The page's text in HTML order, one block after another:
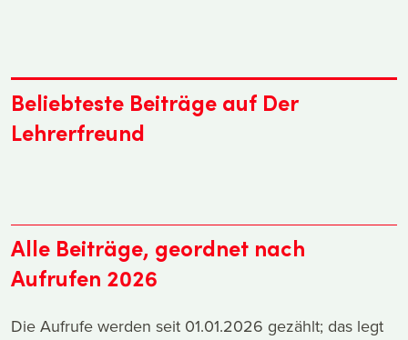
Beliebteste Beiträge auf Der
Lehrerfreund
Alle Beiträge, geordnet nach
Aufrufen 2026
Die Aufrufe werden seit 01.01.2026 gezählt; das legt